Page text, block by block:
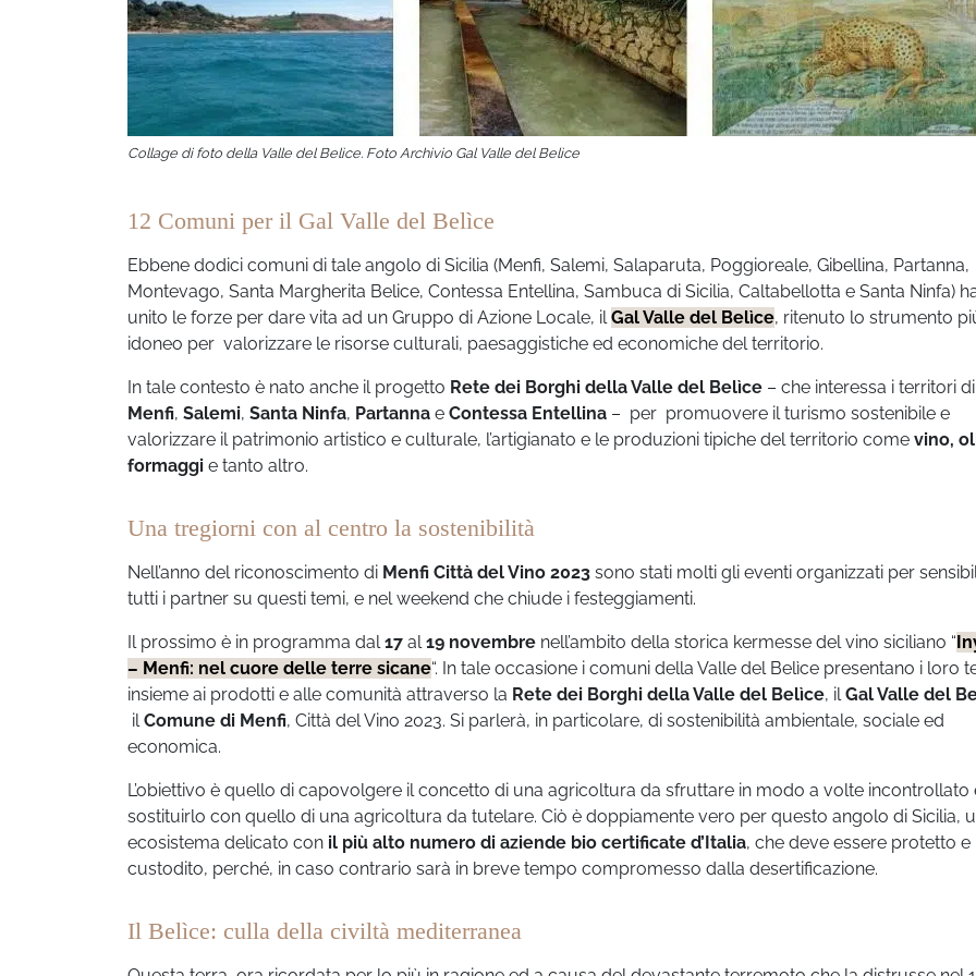
Collage di foto della Valle del Belìce. Foto Archivio Gal Valle del Belìce
12 Comuni per il Gal Valle del Belìce
Ebbene dodici comuni di tale angolo di Sicilia (Menfi, Salemi, Salaparuta, Poggioreale, Gibellina, Partanna,
Montevago, Santa Margherita Belice, Contessa Entellina, Sambuca di Sicilia, Caltabellotta e Santa Ninfa)
unito le forze per dare vita ad un Gruppo di Azione Locale, ilGal Valle del Belìce, ritenuto lo strumento
idoneo per valorizzare le risorse culturali, paesaggistiche ed economiche del territorio.
In tale contesto è nato anche il progetto Rete dei Borghi della Valle del Belìce – che interessa i territori di
Menfi, Salemi, Santa Ninfa, Partanna e Contessa Entellina – per promuovere il turismo sostenibile e
valorizzare il patrimonio artistico e culturale, l’artigianato e le produzioni tipiche del territorio come vino,
formaggi e tanto altro.
Una tregiorni con al centro la sostenibilità
Nell’anno del riconoscimento di Menfi Città del Vino 2023 sono stati molti gli eventi organizzati per
tutti i partner su questi temi, e nel weekend che chiude i festeggiamenti.
Il prossimo è in programma dal17 al19 novembre nell’ambito della storica kermesse del vino siciliano “
– Menfi: nel cuore delle terre sicane“. In tale occasione i comuni della Valle del Belìce presentano i loro
insieme ai prodotti e alle comunità attraverso la Rete dei Borghi della Valle del Belìce, ilGal Valle del
ilComune di Menfi, Città del Vino 2023. Si parlerà, in particolare, di sostenibilità ambientale, sociale ed
economica.
L’obiettivo è quello di capovolgere il concetto di una agricoltura da sfruttare in modo a volte incontrollato
sostituirlo con quello di una agricoltura da tutelare. Ciò è doppiamente vero per questo angolo di Sicilia,
ecosistema delicato con il più alto numero di aziende bio certificate d’Italia, che deve essere protetto e
custodito, perché, in caso contrario sarà in breve tempo compromesso dalla desertificazione.
Il Belìce: culla della civiltà mediterranea